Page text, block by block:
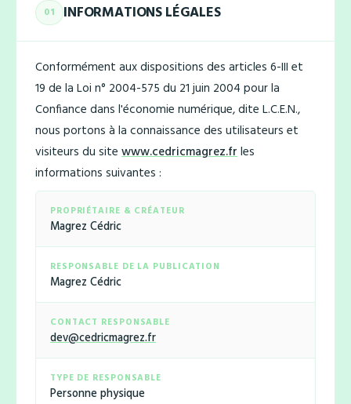
01 INFORMATIONS LÉGALES
Conformément aux dispositions des articles 6-III et
19 de la Loi n° 2004-575 du 21 juin 2004 pour la
Confiance dans l'économie numérique, dite L.C.E.N.,
nous portons à la connaissance des utilisateurs et
visiteurs du site www.cedricmagrez.frles
informations suivantes :
PROPRIÉTAIRE & CRÉATEUR
Magrez Cédric
RESPONSABLE DE LA PUBLICATION
Magrez Cédric
CONTACT RESPONSABLE
dev@cedricmagrez.fr
TYPE DE RESPONSABLE
Personne physique